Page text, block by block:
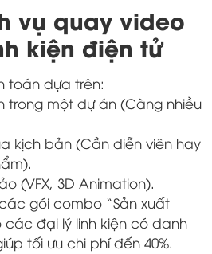
vụ quay video
kiện điện tử
toán dựa trên:
trong một dự án (Càng nhiều
kịch bản (Cần diễn viên hay
(VFX, 3D Animation).
gói combo “Sản xuất
đại lý linh kiện có danh
tối ưu chi phí đến 40%.